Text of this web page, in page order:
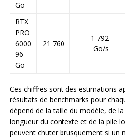
Go
RTX
PRO
6000
96
Go
21 760
1 792
Go/s
Ces chiffres sont des estimations
résultats de benchmarks pour
dépend de la taille du modèle, de
longueur du contexte et de la pile
peuvent chuter brusquement si un